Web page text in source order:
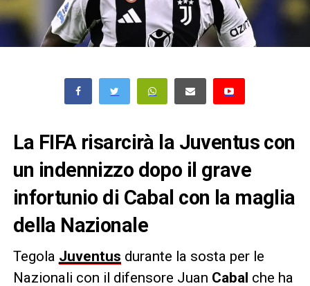
La FIFA risarcirà la Juventus con
un indennizzo dopo il grave
infortunio di Cabal con la maglia
della Nazionale
Tegola Juventus durante la sosta per le
Nazionali con il difensore Juan Cabal che ha